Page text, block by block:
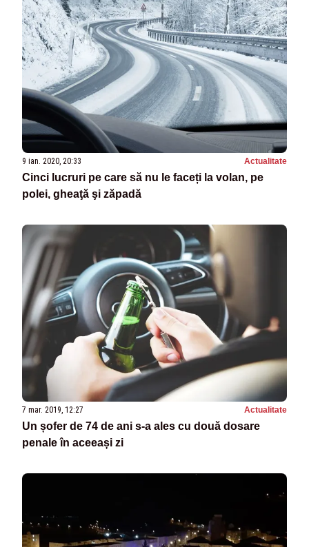
9 ian. 2020, 20:33 Actualitate
Cinci lucruri pe care să nu le faceți la volan, pe
polei, gheaţă şi zăpadă
7 mar. 2019, 12:27 Actualitate
Un șofer de 74 de ani s-a ales cu două dosare
penale în aceeași zi